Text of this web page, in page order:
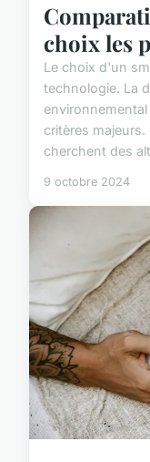
choix les
Le choix d'un
technologie. La
critères
cherchent des
9 octobre 2024